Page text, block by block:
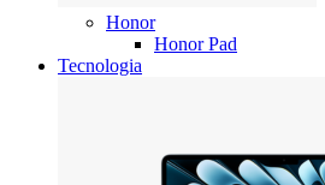
Honor
Honor Pad
Tecnologia